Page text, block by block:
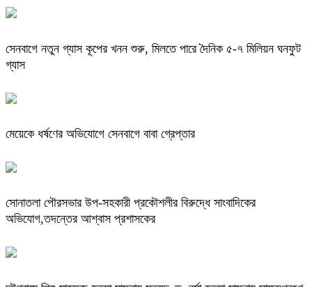
সেনবাগে নতুন গ্যাস কূপের খনন শুরু, মিলতে পারে দৈনিক ৫-৭ মিলিয়ন ঘনফুট
গ্যাস
মেয়েকে ধর্ষণের অভিযোগে সেনবাগে বাবা গ্রেপ্তার
সোনাতলা পৌরসভার উপ-সহকারী প্রকৌশলীর বিরুদ্ধে সাংবাদিকের
অভিযোগ,তদন্তের আশ্বাস প্রশাসকের